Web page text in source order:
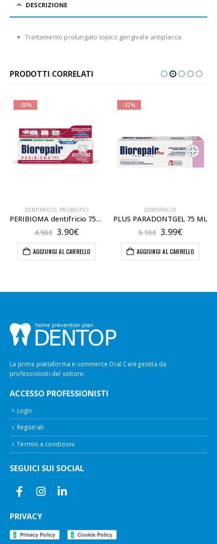
DESCRIZIONE
Trattamento prolungato topico gengivale antiplacca.
PRODOTTI CORRELATI
-20%
DENTIFRICIO, PROBIOTICI
PERIBIOMA dentifricio 75ml
4.90€ Il
originale
era:
3.90€Il
attuale
è:
AGGIUNGI AL CARRELLO
-22%
DENTIFRICIO
PLUS PARADONTGEL 75 ML
5.10€ Il
originale
era:
3.99€Il
attuale
è:
AGGIUNGI AL CARRELLO
La prima piattaforma e-commerce Oral Care gestita da
professionisti del settore.
ACCESSO PROFESSIONISTI
Login
Registrati
Termini e condizioni
SEGUICI SUI SOCIAL
PRIVACY